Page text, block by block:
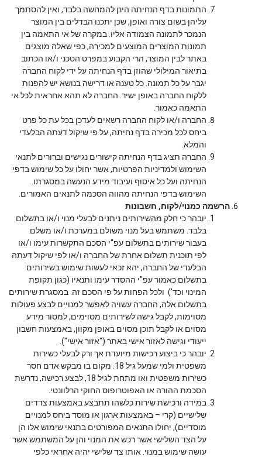
התמונות בדף הנחיתה הינן להמחשה בלבד, ואין להסתמך
עליהן בשום צורה ואופן, שכן יתכנו הבדלים בין המוצר
הנמכר לתמונה הצמודה אליו. במקרה של אי התאמה בין
תמונות המוצרים המוצעים למכירה, כפי שאלה מוצגים
באתר לבין המוצר, הרי הקבוע במפרט הטכני ו/או הכתוב
בתיאור המילולי שהוזן בדף הנחיתה על ידי לקוח החברה
יגבר על כל תמונה. כל טענה או דרישה בנושא יש להפנות
ללקוח החברה באופן ישיר. החברה לא תהא אחראית לכל אי
התאמה כאמור.
החברה ו/או לקוח החברה רשאים לעדכן בכל עת כל פרט
ביחס לכל מכירה בדף נחיתה, על פי שיקול דעתה הבלעדי
והמלא.
החברה תציג בדף הנחיתה קישורים נגישים וברורים לתנאי
השימוש ולמדיניות הפרטיות, אשר יחולו על כל שימוש בדפי
הנחיתה ועל כל איסוף ועיבוד מידע הנעשה במסגרתו.
השימוש בדפי הנחיתה מהווה הסכמה לתנאים האמורים.
הרשמה כמנוי/לקוח, חשבונות
יובהר כי חלק מהשירותים ניתנים לבעלי מנוי ו/או בתשלום
בלבד. משתמש בעל מנוי משולם במערכת ו/או משלם
בעבור שירותים בתשלום עפ"י הסכם התקשרות עימו ו/או
לפי תוכנית תשלום אחרת של החברה ו/או לפי שיקול דעתה
הבלעדי של החברה, יהא זכאי לעשות שימוש בשירותים
בתשלום כאמור עפ"י ההסדר עימו ותנאיו (כגון תקופת
המינוי וכד') ולכל הפחות על פי הסכם זה. במסגרת שירותים
בתשלום אלה, החברה עשויה לאפשר למנויים לבצע פעולות
מסוימות, לקבל גישה לשירותים מסוימים, למסור מידע
מסוים או לקבל תוכן מסוים באופן מקוון, באמצעות חשבון
ייעודי וגישה לאזור אישי באתר ("אזור אישי").
יובהר כי ביצוע רכישות מיועדת אך ורק לבעלי כשירות
משפטית ולמי שמעל גיל 18. מקום בו מבקש אדם חסר
כשירות משפטית ואו מתחת לגיל 18, לבצע רכישה, נדרשת
הסכמת ההורה או האפוטרופוס החוקי הרלוונטי.
במידה ורכישת שירות כלשהו תתבצע באמצעות צדדים
שלישיים (קרי – באמצעות ארגון או מוסד ביחס למנויים
מוסדיים), יחולו התנאים המפורטים בתנאי שימוש אלו הן
על הצד השלישי אשר רכש את המנוי והן על המשתמש אשר
עושה שימוש במנוי. אותו צד שלישי יהיה אחראי כלפי